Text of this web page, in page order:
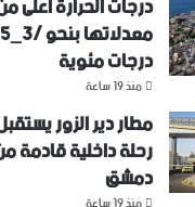
درجات مئوية
منذ 19 ساعة
مطار دير الزور
رحلة داخلية قادمة
دمشق